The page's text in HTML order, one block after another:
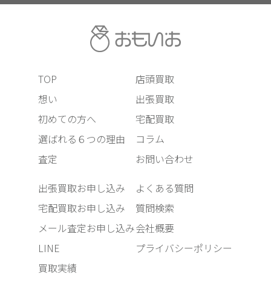
TOP
想い
初めての方へ
選ばれる６つの理由
査定
店頭買取
出張買取
宅配買取
コラム
お問い合わせ
出張買取お申し込み
宅配買取お申し込み
メール査定お申し込み
LINE
買取実績
よくある質問
質問検索
会社概要
プライバシーポリシー